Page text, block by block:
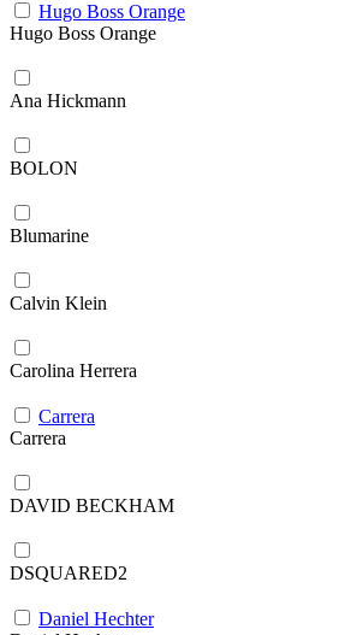
Hugo Boss Orange
Hugo Boss Orange
Ana Hickmann
BOLON
Blumarine
Calvin Klein
Carolina Herrera
Carrera
Carrera
DAVID BECKHAM
DSQUARED2
Daniel Hechter